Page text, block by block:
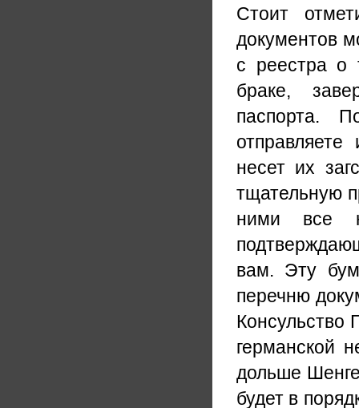
Стоит
документов
с реестра о
браке,
паспорта.
несет их
тщательную
ними все
вам. Эту
перечню
Консульство
германской
дольше
будет в